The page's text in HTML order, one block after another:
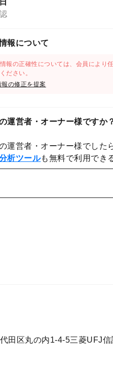
報について
報の正確性については、会員により
ださい。
報の修正を提案
運営者・オーナー様ですか
運営者・オーナー様でした
析ツールも無料で利用でき
田区丸の内1-4-5三菱UFJ